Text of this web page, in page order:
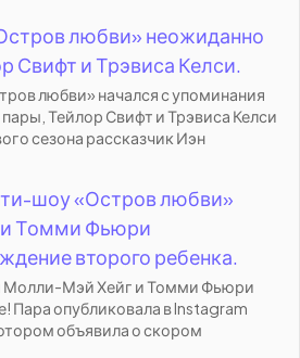
любви» неожиданно
Свифт и Трэвиса Келси.
любви» начался с упоминания
Тейлор Свифт и Трэвиса Келси
сезона рассказчик Иэн
шоу «Остров любви»
Томми Фьюри
второго ребенка.
Мэй Хейг и Томми Фьюри
Пара опубликовала в Instagram
объявила о скором